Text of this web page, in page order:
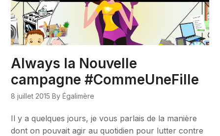
Always la Nouvelle
campagne #CommeUneFille
8 juillet 2015 By Égalimère
Il y a quelques jours, je vous parlais de la manière
dont on pouvait agir au quotidien pour lutter contre